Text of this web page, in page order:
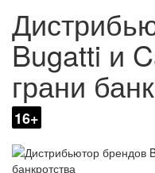
Bugatti и
грани
16+